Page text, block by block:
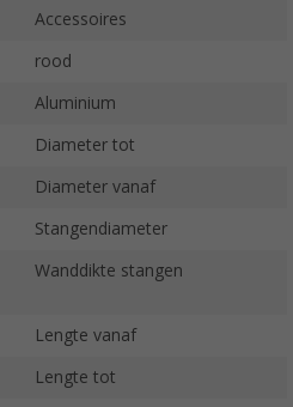
Accessoires
rood
Aluminium
Diameter tot
Diameter vanaf
Stangendiameter
Wanddikte stangen
Lengte vanaf
Lengte tot